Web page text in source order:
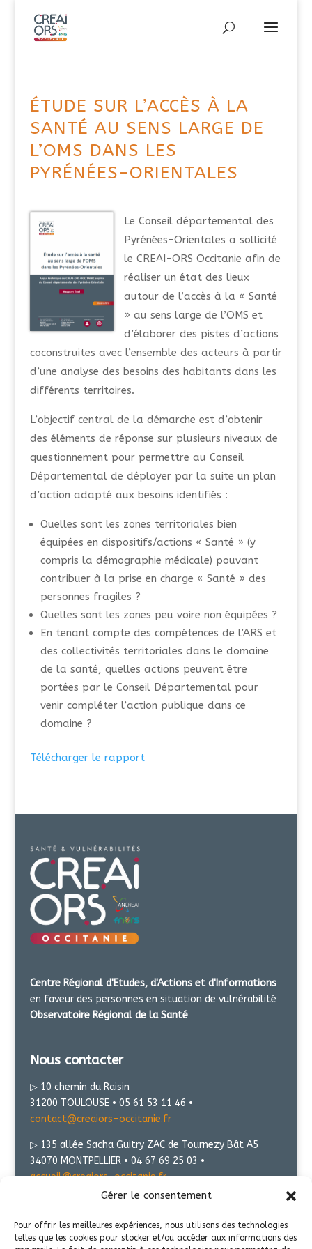
Gérer le consentement
Pour offrir les meilleures expériences, nous utilisons des technologies
telles que les cookies pour stocker et/ou accéder aux informations des
ÉTUDE SUR L’ACCÈS À LA
SANTÉ AU SENS LARGE DE
L’OMS DANS LES
PYRÉNÉES-ORIENTALES
Le Conseil départemental des
Pyrénées-Orientales a sollicité
le CREAI-ORS Occitanie afin de
réaliser un état des lieux
autour de l’accès à la « Santé
» au sens large de l’OMS et
d’élaborer des pistes d’actions
coconstruites avec l’ensemble des acteurs à partir
d’une analyse des besoins des habitants dans les
différents territoires.
L’objectif central de la démarche est d’obtenir
des éléments de réponse sur plusieurs niveaux de
questionnement pour permettre au Conseil
Départemental de déployer par la suite un plan
d’action adapté aux besoins identifiés :
Quelles sont les zones territoriales bien
équipées en dispositifs/actions « Santé » (y
compris la démographie médicale) pouvant
contribuer à la prise en charge « Santé » des
personnes fragiles ?
Quelles sont les zones peu voire non équipées ?
En tenant compte des compétences de l’ARS et
des collectivités territoriales dans le domaine
de la santé, quelles actions peuvent être
portées par le Conseil Départemental pour
venir compléter l’action publique dans ce
domaine ?
Télécharger le rapport
Centre Régional d'Etudes, d'Actions et d'Informations
en faveur des personnes en situation de vulnérabilité
Observatoire Régional de la Santé
Nous contacter
▷ 10 chemin du Raisin
31200 TOULOUSE • 05 61 53 11 46 •
contact@creaiors-occitanie.fr
▷ 135 allée Sacha Guitry ZAC de Tournezy Bât A5
34070 MONTPELLIER • 04 67 69 25 03 •
accueil@creaiors-occitanie.fr
Présentation